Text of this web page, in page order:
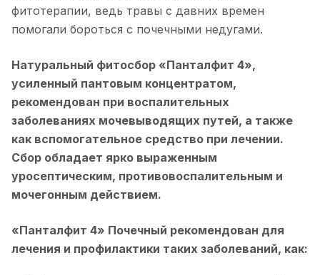
фитотерапии, ведь травы с давних времен
помогали бороться с почечными недугами.
Натуральный фитосбор «Панталфит 4»,
усиленный пантовым концентратом,
рекомендован при воспалительных
заболеваниях мочевыводящих путей, а также
как вспомогательное средство при лечении.
Сбор обладает ярко выраженным
уросептическим, противовоспалительным и
мочегонным действием.
«Панталфит 4» Почечный рекомендован для
лечения и профилактики таких заболеваний, как: